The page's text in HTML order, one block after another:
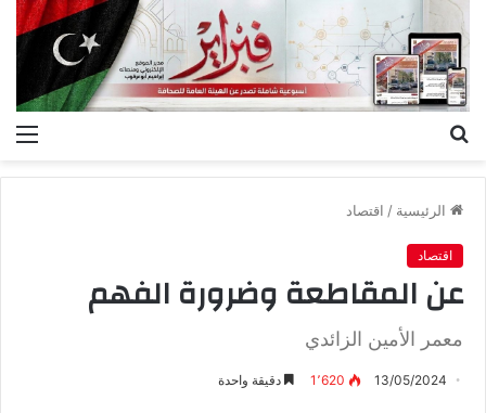
الرئيسية / اقتصاد
اقتصاد
عن المقاطعة وضرورة الفهم
معمر الأمين الزائدي
13/05/2024 1٬620 دقيقة واحدة